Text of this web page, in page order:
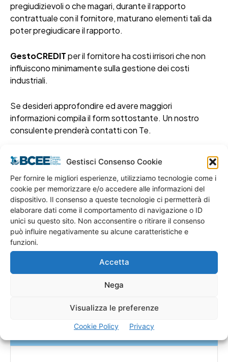
Gestisci Consenso Cookie
Per fornire le migliori esperienze, utilizziamo tecnologie come i
cookie per memorizzare e/o accedere alle informazioni del
dispositivo. Il consenso a queste tecnologie ci permetterà di
elaborare dati come il comportamento di navigazione o ID
unici su questo sito. Non acconsentire o ritirare il consenso
può influire negativamente su alcune caratteristiche e
funzioni.
Accetta
Nega
Visualizza le preferenze
Cookie Policy Privacy
pregiudizievoli o che magari, durante il rapporto
contrattuale con il fornitore, maturano elementi tali da
poter pregiudicare il rapporto.
GestoCREDITper il fornitore ha costi irrisori che non
influiscono minimamente sulla gestione dei costi
industriali.
Se desideri approfondire ed avere maggiori
informazioni compila il form sottostante. Un nostro
consulente prenderà contatti con Te.
Richiesta Contatto Generico
"*" indica i campi obbligatori
Cognome
Inserisci l’attività che svolgi o che andrai a svolgere